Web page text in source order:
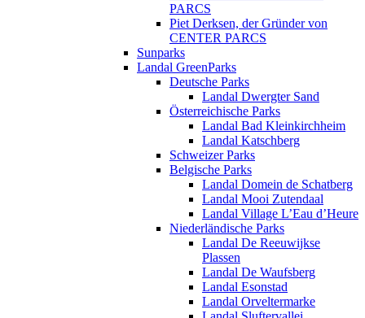
PARCS
Piet Derksen, der Gründer von
CENTER PARCS
Sunparks
Landal GreenParks
Deutsche Parks
Landal Dwergter Sand
Österreichische Parks
Landal Bad Kleinkirchheim
Landal Katschberg
Schweizer Parks
Belgische Parks
Landal Domein de Schatberg
Landal Mooi Zutendaal
Landal Village L’Eau d’Heure
Niederländische Parks
Landal De Reeuwijkse
Plassen
Landal De Waufsberg
Landal Esonstad
Landal Orveltermarke